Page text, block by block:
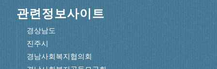
관련정보사이트
경상남도
진주시
경남사회복지협의회